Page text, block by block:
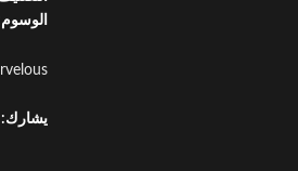
يشارك: